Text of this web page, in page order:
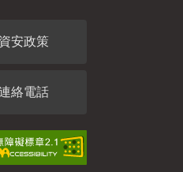
安政策
絡電話